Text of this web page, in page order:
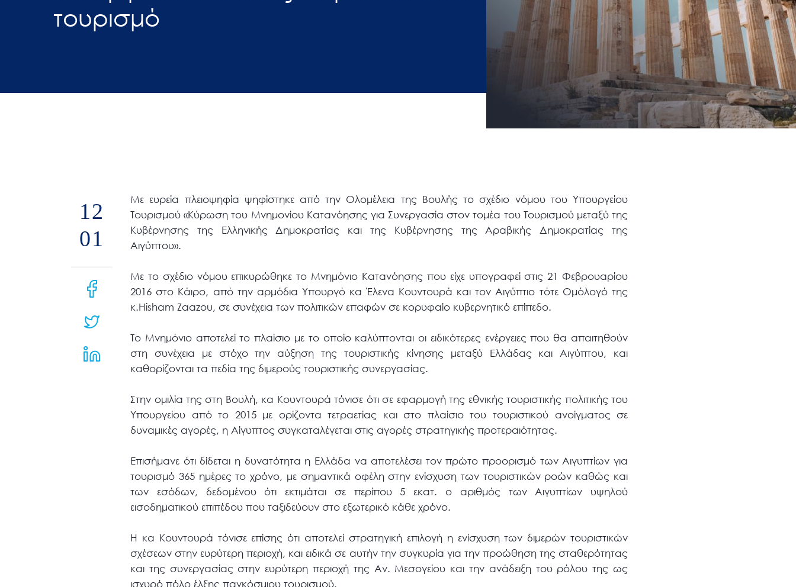
χρησιμοποιούν
τουρισμό
12
01
Με ευρεία πλειοψηφία ψηφίστηκε από την Ολομέλεια της Βουλής το σχέδιο νόμου του Υπουργείου
Τουρισμού «Κύρωση του Μνημονίου Κατανόησης για Συνεργασία στον τομέα του Τουρισμού μεταξύ της
Κυβέρνησης της Ελληνικής Δημοκρατίας και της Κυβέρνησης της Αραβικής Δημοκρατίας της
Αιγύπτου».
Με το σχέδιο νόμου επικυρώθηκε το Μνημόνιο Κατανόησης που είχε υπογραφεί στις 21 Φεβρουαρίου
2016 στο Κάιρο, από την αρμόδια Υπουργό κα Έλενα Κουντουρά και τον Αιγύπτιο τότε Ομόλογό της
κ.Hisham Zaazou, σε συνέχεια των πολιτικών επαφών σε κορυφαίο κυβερνητικό επίπεδο.
Το Μνημόνιο αποτελεί το πλαίσιο με το οποίο καλύπτονται οι ειδικότερες ενέργειες που θα απαιτηθούν
στη συνέχεια με στόχο την αύξηση της τουριστικής κίνησης μεταξύ Ελλάδας και Αιγύπτου, και
καθορίζονται τα πεδία της διμερούς τουριστικής συνεργασίας.
Στην ομιλία της στη Βουλή, κα Κουντουρά τόνισε ότι σε εφαρμογή της εθνικής τουριστικής πολιτικής του
Υπουργείου από το 2015 με ορίζοντα τετραετίας και στο πλαίσιο του τουριστικού ανοίγματος σε
δυναμικές αγορές, η Αίγυπτος συγκαταλέγεται στις αγορές στρατηγικής προτεραιότητας.
Επισήμανε ότι δίδεται η δυνατότητα η Ελλάδα να αποτελέσει τον πρώτο προορισμό των Αιγυπτίων για
τουρισμό 365 ημέρες το χρόνο, με σημαντικά οφέλη στην ενίσχυση των τουριστικών ροών καθώς και
των εσόδων, δεδομένου ότι εκτιμάται σε περίπου 5 εκατ. ο αριθμός των Αιγυπτίων υψηλού
εισοδηματικού επιπέδου που ταξιδεύουν στο εξωτερικό κάθε χρόνο.
Η κα Κουντουρά τόνισε επίσης ότι αποτελεί στρατηγική επιλογή η ενίσχυση των διμερών τουριστικών
σχέσεων στην ευρύτερη περιοχή, και ειδικά σε αυτήν την συγκυρία για την προώθηση της σταθερότητας
και της συνεργασίας στην ευρύτερη περιοχή της Αν. Μεσογείου και την ανάδειξη του ρόλου της ως
ισχυρό πόλο έλξης παγκόσμιου τουρισμού.